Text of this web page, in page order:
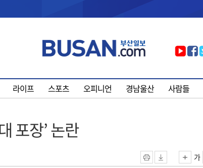
라이프 스포츠 오피니언 경남울산 사람들
포장’ 논란
가